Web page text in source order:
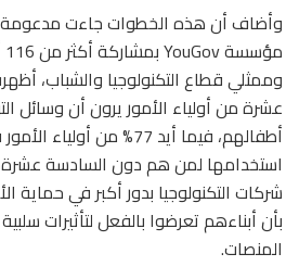
وأضاف أن هذه الخطوات جاءت مدعومة
وممثلي قطاع التكنولوجيا والشباب،
عشرة من أولياء الأمور يرون أن وسائل
أطفالهم، فيما أيد 77% من
بأن أبناءهم تعرضوا بالفعل لتأثيرات
المنصات.